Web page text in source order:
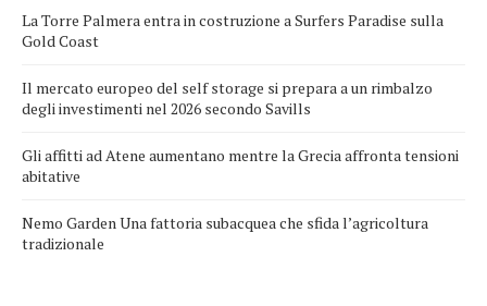
La Torre Palmera entra in costruzione a Surfers Paradise sulla
Gold Coast
Il mercato europeo del self storage si prepara a un rimbalzo
degli investimenti nel 2026 secondo Savills
Gli affitti ad Atene aumentano mentre la Grecia affronta tensioni
abitative
Nemo Garden Una fattoria subacquea che sfida l’agricoltura
tradizionale